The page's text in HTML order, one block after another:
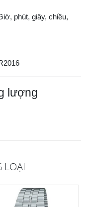
phút, giây, chiều,
lượng
LOẠI